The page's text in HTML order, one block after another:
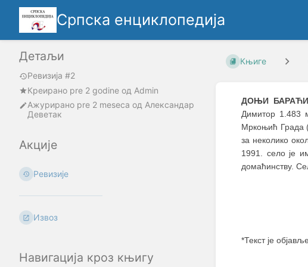
Српска енциклопедија
Детаљи
Ревизија #2
Креирано pre 2 godine oд Admin
Ажурирано pre 2 meseca од Александар
Деветак
Акције
Ревизије
Извоз
Навигација кроз књигу
Књиге
ДОЊИ БАРАЋИ
Димитор 1.483
Мркоњић Града
за неколико
1991. село је
домаћинству.
*Текст је